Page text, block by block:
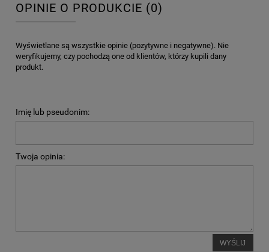
OPINIE O PRODUKCIE (0)
Wyświetlane są wszystkie opinie (pozytywne i negatywne). Nie
weryfikujemy, czy pochodzą one od klientów, którzy kupili dany
produkt.
Imię lub pseudonim:
Twoja opinia:
WYŚLIJ